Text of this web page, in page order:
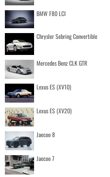
BMW F80 LCI
Chrysler Sebring Convertible
Mercedes Benz CLK GTR
Lexus ES (XV10)
Lexus ES (XV20)
Jaecoo 8
Jaecoo 7